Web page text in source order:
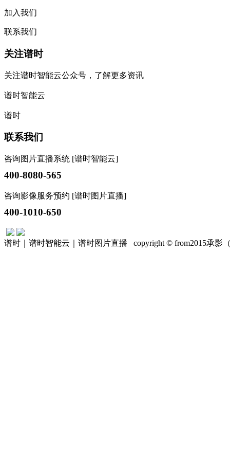
加入我们
联系我们
关注谱时
关注谱时智能云公众号，了解更多资讯
谱时智能云
谱时
联系我们
咨询图片直播系统 [谱时智能云]
400-8080-565
咨询影像服务预约 [谱时图片直播]
400-1010-650
谱时｜谱时智能云｜谱时图片直播 copyright © from2015承影